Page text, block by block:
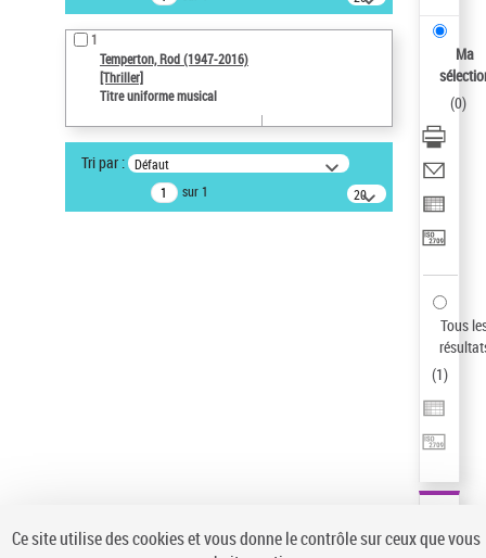
Œuvres liées à l'auteur :
Temperton, Rod (1947-2016)
Sauvegarder votre recherche
AFFINER
Type de notice d'autorité
résultats/page
1
Temperton, Rod (1947-2016)
[Thriller]
Titre uniforme musical
Tri par : Défaut
sur 1
20
résultats/page
Ma
(0)
Tous
(1)
Ce site utilise des cookies et vous donne le contrôle sur ceux que vous